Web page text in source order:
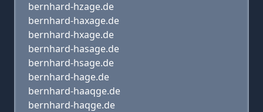
bernhard-hzage.de
bernhard-haxage.de
bernhard-hxage.de
bernhard-hasage.de
bernhard-hsage.de
bernhard-hage.de
bernhard-haaqge.de
bernhard-haqge.de